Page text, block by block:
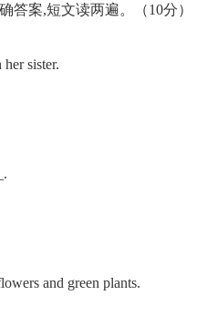
答案,短文读两遍。（10分）
sister.
and green plants.